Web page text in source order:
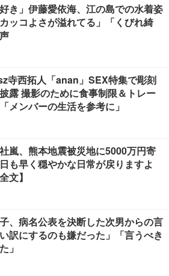
好き」伊藤愛依海、江の島での水着姿
ッコよさが溢れてる」「くびれ綺
寺西拓人「anan」SEX特集で彫刻
露 撮影のために食事制限＆トレー
メンバーの生活を参考に」
嵐、熊本地震被災地に5000万円寄
も早く穏やかな日常が戻りますよ
文】
、病名公表を決断した次男からの言
訳にするのも嫌だった」「言うべき
」